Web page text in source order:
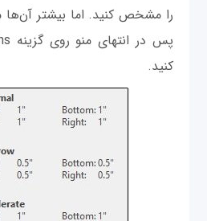
را مشخص کنید. اما بیشتر
کنید.